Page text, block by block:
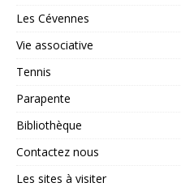
Les Cévennes
Vie associative
Tennis
Parapente
Bibliothèque
Contactez nous
Les sites à visiter